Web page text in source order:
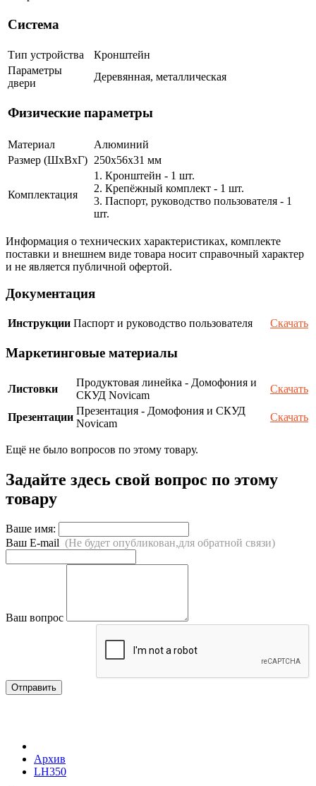
Система
Тип устройства
Кронштейн
Параметры
двери
Деревянная, металлическая
Физические параметры
Материал
Алюминий
Размер (ШxВxГ) 250x56x31 мм
Комплектация
1. Кронштейн - 1 шт.
2. Крепёжный комплект - 1 шт.
3. Паспорт, руководство пользователя - 1
шт.
Информация о технических характеристиках, комплекте
поставки и внешнем виде товара носит справочный характер
и не является публичной офертой.
Документация
Инструкции Паспорт и руководство пользователя Скачать
Маркетинговые материалы
Листовки
Продуктовая линейка - Домофония и
СКУД Novicam
Скачать
Презентации
Презентация - Домофония и СКУД
Novicam
Скачать
Ещё не было вопросов по этому товару.
Задайте здесь свой вопрос по этому
товару
Ваше имя:
Ваш E-mail (Не будет опубликован,для обратной связи)
Ваш вопрос
Отправить
Архив
LH350